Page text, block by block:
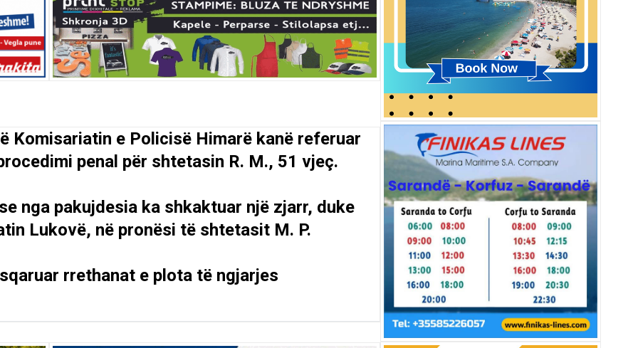
Komisariatin e Policisë Himarë kanë referuar
penal për shtetasin R. M., 51 vjeç.
nga pakujdesia ka shkaktuar një zjarr, duke
Lukovë, në pronësi të shtetasit M. P.
rrethanat e plota të ngjarjes